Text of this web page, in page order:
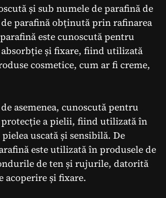
și sub numele de parafină de
parafină obținută prin rafinarea
este cunoscută pentru
și fixare, fiind utilizată
cosmetice, cum ar fi creme,
asemenea, cunoscută pentru
a pielii, fiind utilizată în
uscată și sensibilă. De
este utilizată în produsele de
de ten și rujurile, datorită
acoperire și fixare.